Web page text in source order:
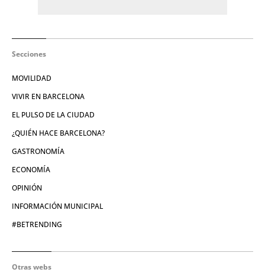
Secciones
MOVILIDAD
VIVIR EN BARCELONA
EL PULSO DE LA CIUDAD
¿QUIÉN HACE BARCELONA?
GASTRONOMÍA
ECONOMÍA
OPINIÓN
INFORMACIÓN MUNICIPAL
#BETRENDING
Otras webs